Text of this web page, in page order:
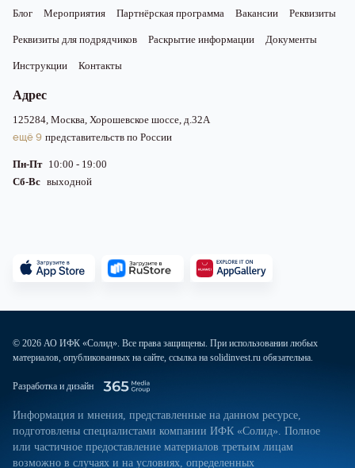
Блог Мероприятия Партнёрская программа Вакансии Реквизиты
Реквизиты для подрядчиков Раскрытие информации Документы
Инструкции Контакты
Адрес
125284, Москва, Хорошевское шоссе, д.32А
ещё 9 представительств по России
Пн-Пт 10:00 - 19:00
Сб-Вс выходной
© 2026 АО ИФК «Солид». Все права защищены. При использовании любых
материалов, опубликованных на сайте, ссылка на solidinvest.ru обязательна.
Разработка и дизайн
Информация и мнения, представленные на данном ресурсе,
подготовлены специалистами компании ИФК «Солид». Полное
или частичное предоставление материалов третьим лицам
возможно в случаях и на условиях, определенных